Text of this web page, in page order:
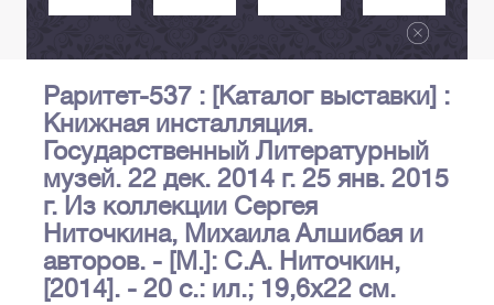
Раритет-537 : [Каталог выставки] :
Книжная инсталляция.
Государственный Литературный
музей. 22 дек. 2014 г. 25 янв. 2015
г. Из коллекции Сергея
Ниточкина, Михаила Алшибая и
авторов. - [М.]: С.А. Ниточкин,
[2014]. - 20 с.: ил.; 19,6х22 см.